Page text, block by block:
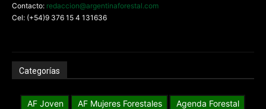
Contacto: redaccion@argentinaforestal.com
Cel: (+54)9 376 15 4 131636
Categorías
AF Joven AF Mujeres Forestales
Agenda Forestal